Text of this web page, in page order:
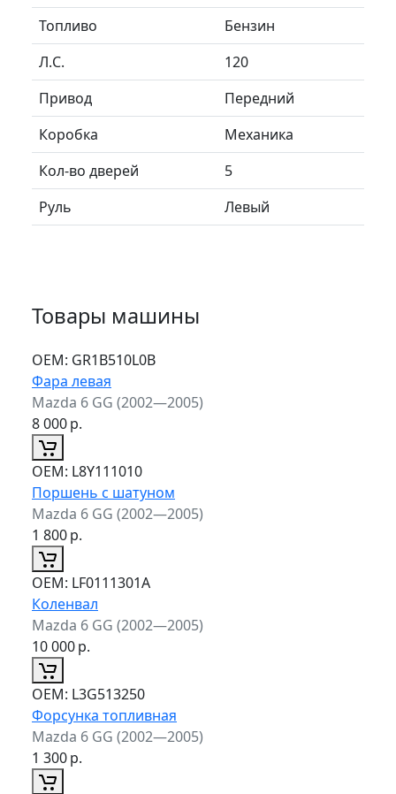
Топливо
Бензин
Л.C.
120
Привод
Передний
Коробка
Механика
Кол-во дверей
5
Руль
Левый
Товары машины
ОЕМ: GR1B510L0B
Фара левая
Mazda 6 GG (2002—2005)
8 000р.
ОЕМ: L8Y111010
Поршень с шатуном
Mazda 6 GG (2002—2005)
1 800р.
ОЕМ: LF0111301A
Коленвал
Mazda 6 GG (2002—2005)
10 000р.
ОЕМ: L3G513250
Форсунка топливная
Mazda 6 GG (2002—2005)
1 300р.